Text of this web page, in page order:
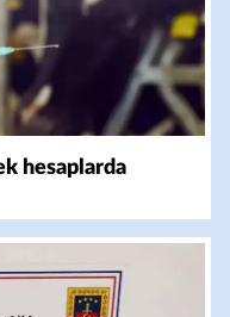
hesaplarda